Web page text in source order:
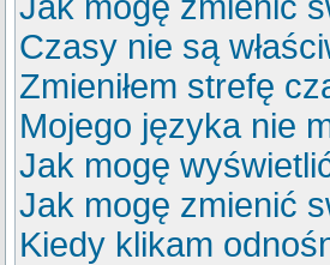
Czasy nie są
Zmieniłem strefę
Mojego języka nie
Jak mogę
Jak mogę zmienić
Kiedy klikam